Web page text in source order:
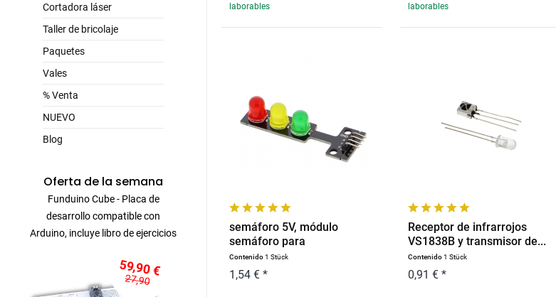
Cortadora láser
Taller de bricolaje
Paquetes
Vales
% Venta
NUEVO
Blog
Oferta de la semana
Funduino Cube - Placa de
desarrollo compatible con
Arduino, incluye libro de ejercicios
59,90 €
27,90
laborables
laborables
semáforo 5V, módulo
semáforo para
microcontrolador
Contenido1 Stück
1,54 € *
Receptor de infrarrojos
VS1838B y transmisor de...
Contenido1 Stück
0,91 € *